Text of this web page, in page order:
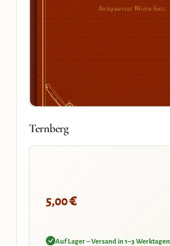
Antiquariat Wortschatz
Ternberg
5,00€
Auf Lager – Versand in 1–3 Werktagen